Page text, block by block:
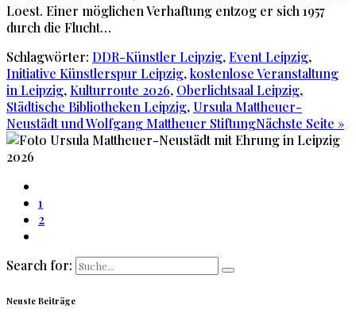
Loest. Einer möglichen Verhaftung entzog er sich 1957
durch die Flucht…
Schlagwörter: DDR-Künstler Leipzig,Event Leipzig,
Initiative Künstlerspur Leipzig,kostenlose Veranstaltung
in Leipzig, Kulturroute 2026, Oberlichtsaal Leipzig,
Städtische Bibliotheken Leipzig, Ursula Mattheuer-
Neustädt und Wolfgang Mattheuer StiftungNächste Seite »
1
2
Search for:
Neuste Beiträge